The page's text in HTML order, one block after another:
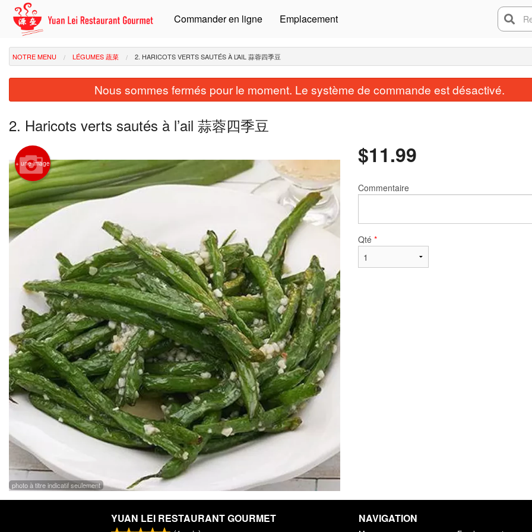
Commander en ligne Emplacement
NOTRE MENU LÉGUMES 蔬菜 2. HARICOTS VERTS SAUTÉS À L’AIL 蒜蓉四季豆
Nous sommes fermés pour le moment. Le système de commande est désactivé.
2. Haricots verts sautés à l’ail 蒜蓉四季豆
+ une image
photo à titre indicatif seulement
$11.99
Commentaire
Qté *
YUAN LEI RESTAURANT GOURMET NAVIGATION